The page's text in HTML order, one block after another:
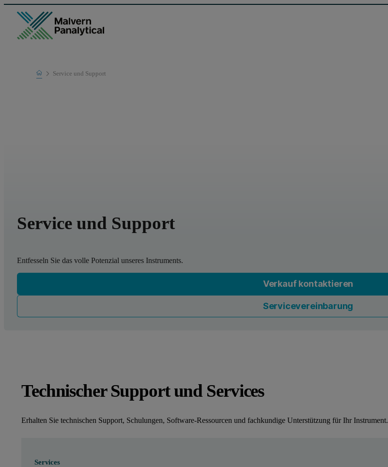
HomeService und Support
Service und Support
Entfesseln Sie das volle Potenzial unseres Instruments.
Verkauf kontaktieren
Servicevereinbarung
Technischer Support und Services
Erhalten Sie technischen Support, Schulungen, Software-Ressourcen und fachkundige Unterstützung für Ihr Instrument.
Services